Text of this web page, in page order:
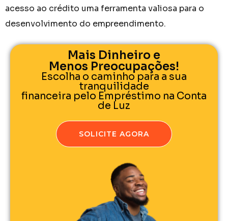
acesso ao crédito uma ferramenta valiosa para o
desenvolvimento do empreendimento.
Mais Dinheiro e
Menos Preocupações!
Escolha o caminho para a sua
tranquilidade
financeira pelo Empréstimo na Conta
de Luz
SOLICITE AGORA